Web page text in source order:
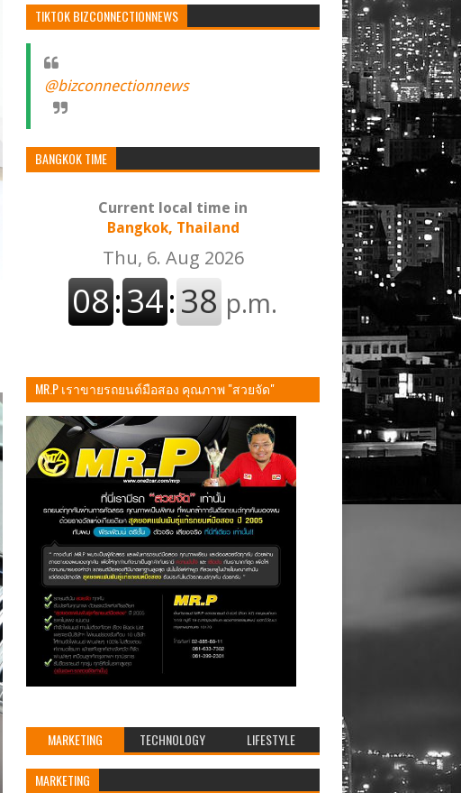
TIKTOK BIZCONNECTIONNEWS
@bizconnectionnews
BANGKOK TIME
Current local time in
Bangkok, Thailand
MR.P เราขายรถยนต์มือสอง คุณภาพ "สวยจัด"
MARKETING TECHNOLOGY LIFESTYLE
MARKETING